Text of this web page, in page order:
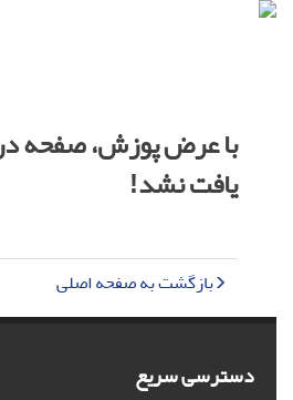
با عرض پوزش، صفحه
یافت نشد!
بازگشت به صفحه اصلی
دسترسی سریع